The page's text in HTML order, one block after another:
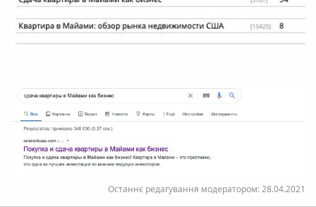
Останнє редагування модератором:28.04.2021